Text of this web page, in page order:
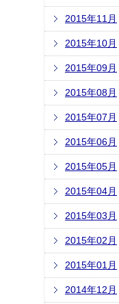
2015年11月
2015年10月
2015年09月
2015年08月
2015年07月
2015年06月
2015年05月
2015年04月
2015年03月
2015年02月
2015年01月
2014年12月